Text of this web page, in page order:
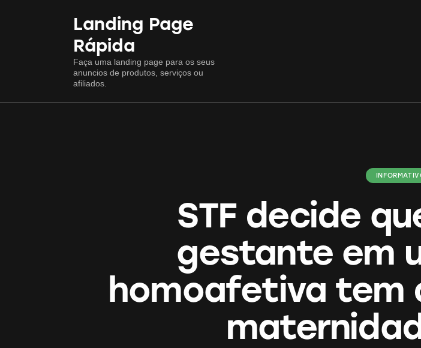
Landing Page
Rápida
Faça uma landing page para os seus
anuncios de produtos, serviços ou
afiliados.
STF decide
gestante em
homoafetiva tem